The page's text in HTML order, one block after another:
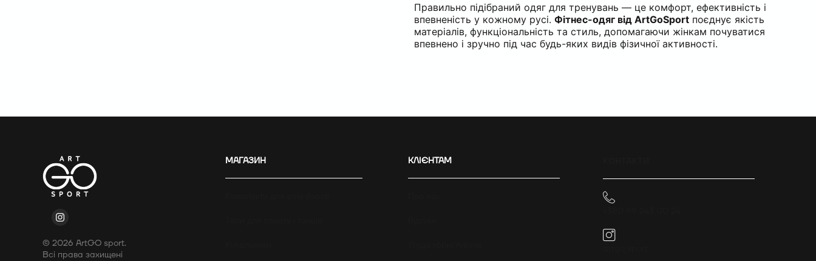
Правильно підібраний одяг для тренувань — це комфорт, ефективність і
впевненість у кожному русі. Фітнес-одяг від ArtGoSport поєднує якість
матеріалів, функціональність та стиль, допомагаючи жінкам почуватися
впевнено і зручно під час будь-яких видів фізичної активності.
© 2026 ArtGO sport.
Всі права захищені
МАГАЗИН КЛІЄНТАМ